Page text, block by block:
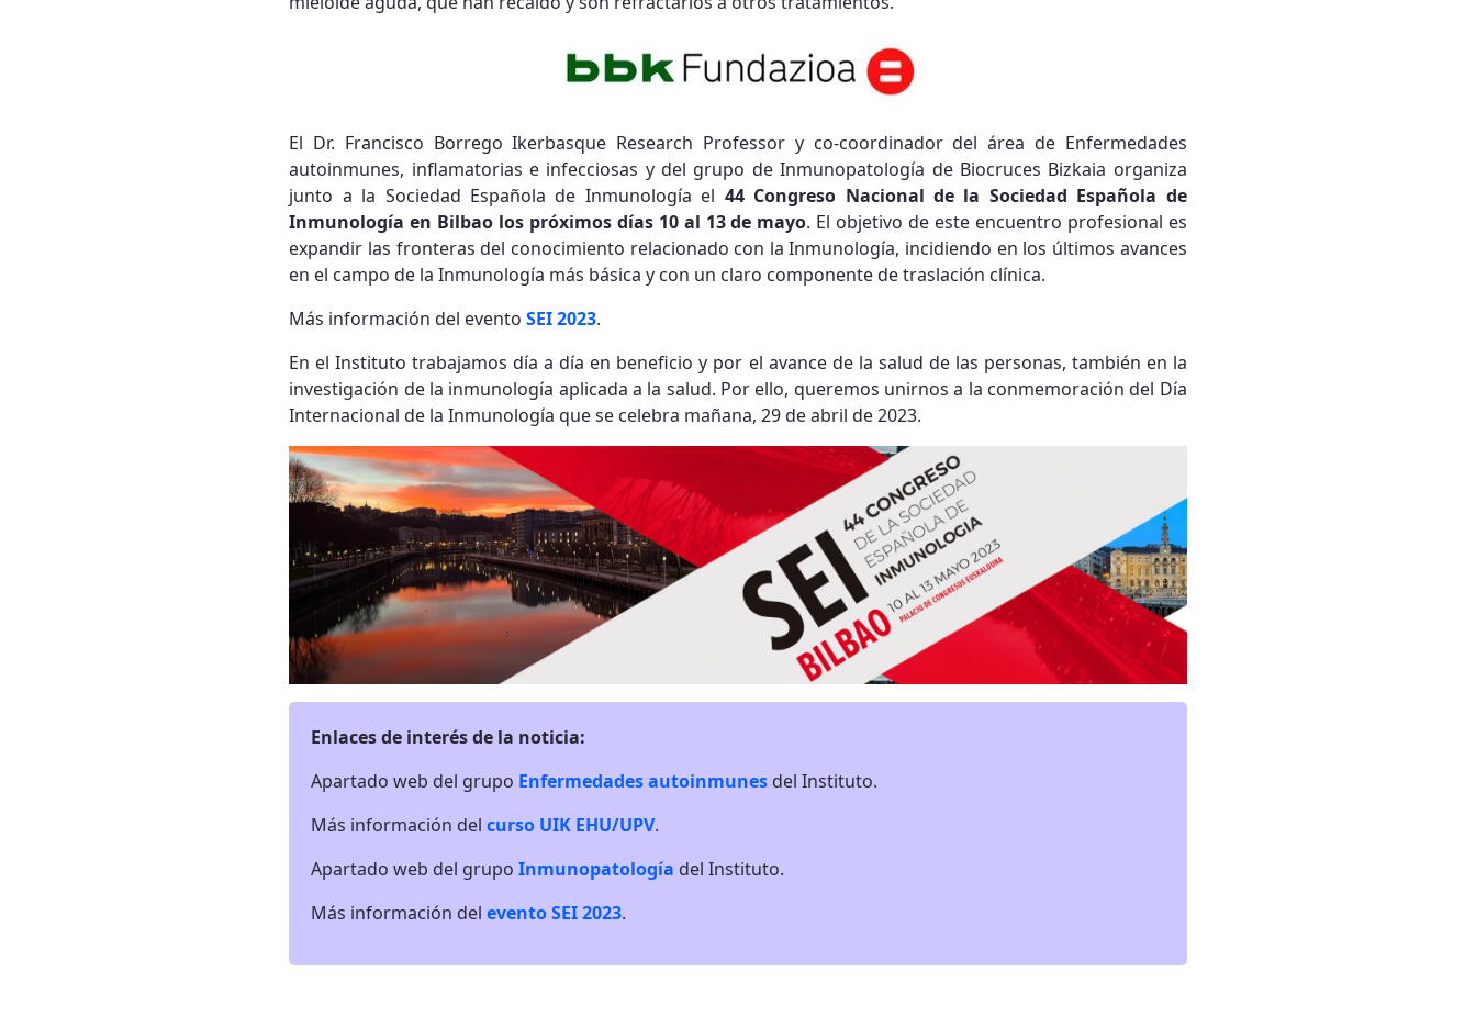
El Dr. Francisco Borrego Ikerbasque Research Professor y co-coordinador del área de Enfermedades
autoinmunes, inflamatorias e infecciosas y del grupo de Inmunopatología de Biocruces Bizkaia organiza
junto a la Sociedad Española de Inmunología el 44 Congreso Nacional de la Sociedad Española de
Inmunología en Bilbao los próximos días 10 al 13 de mayo. El objetivo de este encuentro profesional es
expandir las fronteras del conocimiento relacionado con la Inmunología, incidiendo en los últimos avances
en el campo de la Inmunología más básica y con un claro componente de traslación clínica.
Más información del eventoSEI 2023.
En el Instituto trabajamos día a día en beneficio y por el avance de la salud de las personas, también en la
investigación de la inmunología aplicada a la salud. Por ello, queremos unirnos a la conmemoración del Día
Internacional de la Inmunología que se celebra mañana, 29 de abril de 2023.
Enlaces de interés de la noticia:
Apartado web del grupo Enfermedades autoinmunes del Instituto.
Más información delcurso UIK EHU/UPV.
Apartado web del grupoInmunopatología del Instituto.
Más información delevento SEI 2023.